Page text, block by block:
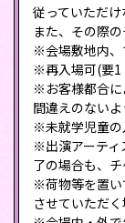
従っていただ
また、その際
※会場敷地内、
※再入場可(要1
※お客様都合に
間違えのない
※未就学児童の
※出演アーティ
了の場合も、
※荷物等を置い
させていただ